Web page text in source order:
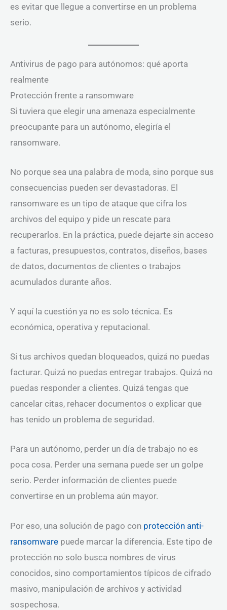
es evitar que llegue a convertirse en un problema
serio.
Antivirus de pago para autónomos: qué aporta
realmente
Protección frente a ransomware
Si tuviera que elegir una amenaza especialmente
preocupante para un autónomo, elegiría el
ransomware.
No porque sea una palabra de moda, sino porque sus
consecuencias pueden ser devastadoras. El
ransomware es un tipo de ataque que cifra los
archivos del equipo y pide un rescate para
recuperarlos. En la práctica, puede dejarte sin acceso
a facturas, presupuestos, contratos, diseños, bases
de datos, documentos de clientes o trabajos
acumulados durante años.
Y aquí la cuestión ya no es solo técnica. Es
económica, operativa y reputacional.
Si tus archivos quedan bloqueados, quizá no puedas
facturar. Quizá no puedas entregar trabajos. Quizá no
puedas responder a clientes. Quizá tengas que
cancelar citas, rehacer documentos o explicar que
has tenido un problema de seguridad.
Para un autónomo, perder un día de trabajo no es
poca cosa. Perder una semana puede ser un golpe
serio. Perder información de clientes puede
convertirse en un problema aún mayor.
Por eso, una solución de pago con protección anti-
ransomware puede marcar la diferencia. Este tipo de
protección no solo busca nombres de virus
conocidos, sino comportamientos típicos de cifrado
masivo, manipulación de archivos y actividad
sospechosa.